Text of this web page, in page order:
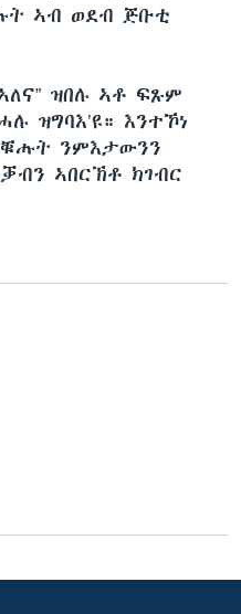
ኣብ ወደብ ጅቡቲ
ዝበሉ ኣቶ ፍጹም
ዝግባእ’ዩ። እንተኾነ
ንምእታውንን
ኣበርኽቶ ክገብር